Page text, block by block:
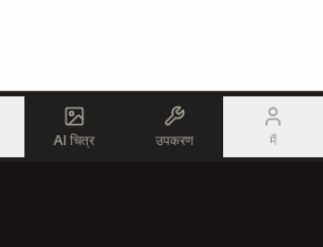
AI चित्र उपकरण मैं